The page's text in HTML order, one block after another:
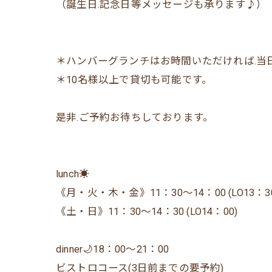
（誕生日.記念日等メッセージも承ります♪）
＊ハンバーグランチはお時間いただければ.当
＊10名様以上で貸切も可能です。
是非.ご予約お待ちしております。
lunch☀️
《月・火・木・金》11：30〜14：00 (LO13：
《土・日》11：30〜14：30 (LO14：00)
dinner🌙18：00〜21：00
ビストロコース(3日前までの要予約)